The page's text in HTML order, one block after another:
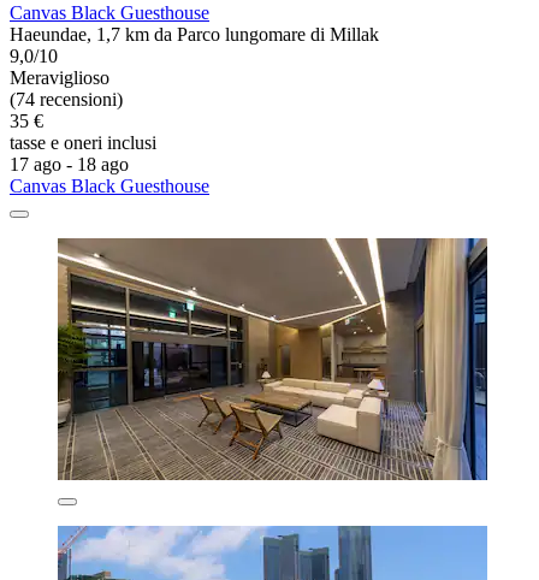
Canvas Black Guesthouse
Haeundae, 1,7 km da Parco lungomare di Millak
9,0/10
Meraviglioso
(74 recensioni)
35 €
tasse e oneri inclusi
17 ago - 18 ago
Canvas Black Guesthouse